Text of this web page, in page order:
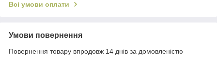
Всі умови оплати
Умови повернення
Повернення товару впродовж 14 днів за домовленістю